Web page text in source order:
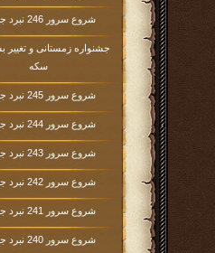
شروع سرور 246 نبرد جهانی
جشنواره زمستانی و تغییر
سکه
شروع سرور 245 نبرد جهانی
شروع سرور 244 نبرد جهانی
شروع سرور 243 نبرد جهانی
شروع سرور 242 نبرد جهانی
شروع سرور 241 نبرد جهانی
شروع سرور 240 نبرد جهانی